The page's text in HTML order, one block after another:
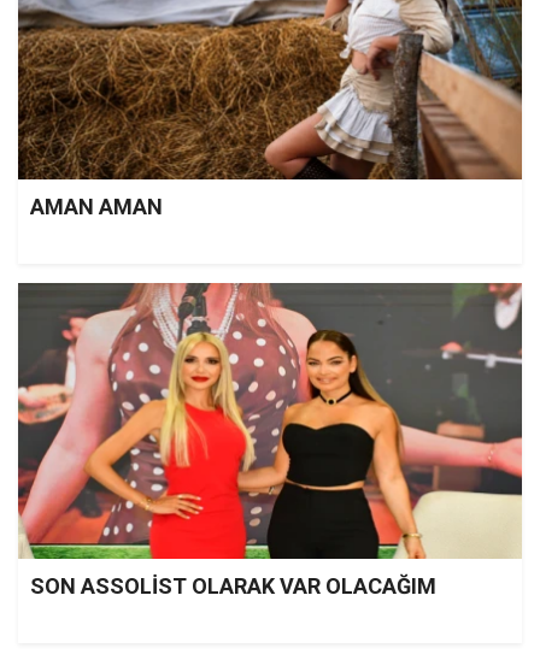
AMAN AMAN
SON ASSOLİST OLARAK VAR OLACAĞIM